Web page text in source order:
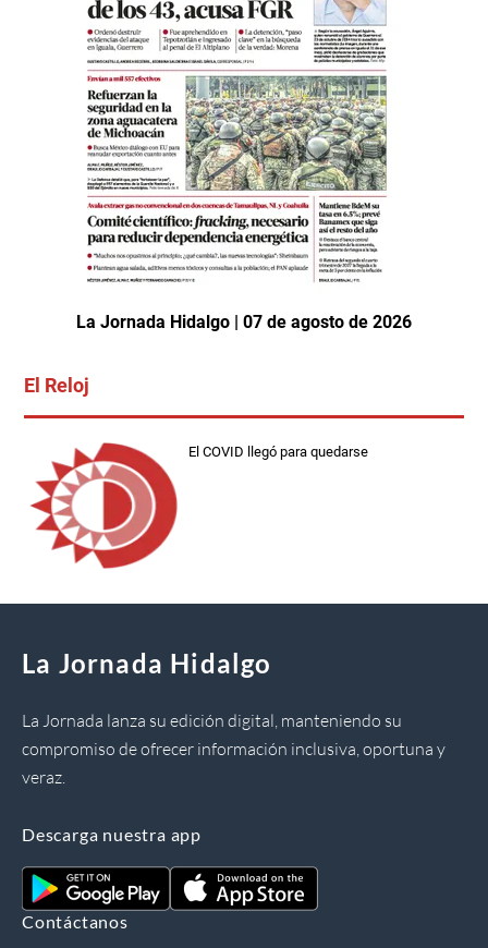
La Jornada Hidalgo | 07 de agosto de 2026
El Reloj
El COVID llegó para quedarse
La Jornada Hidalgo
La Jornada lanza su edición digital, manteniendo su
compromiso de ofrecer información inclusiva, oportuna y
veraz.
Descarga nuestra app
Contáctanos